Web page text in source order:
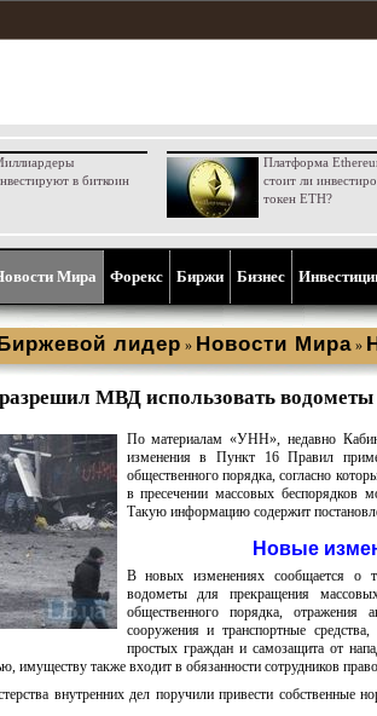
в биткоин
Платформа
стоит ли
токен ETH?
Мира Форекс Биржи Бизнес
лидер » Новости Мира »
МВД использовать
По материалам «УНН», недавно
изменения в Пункт 16 Правил
общественного порядка, согласно
в пресечении массовых беспорядков
Такую информацию содержит
Новые
В новых изменениях сообщается о
водометы для прекращения
общественного порядка, отражения
сооружения и транспортные
простых граждан и самозащита от
имуществу также входит в обязанности сотрудников
внутренних дел поручили привести собственные